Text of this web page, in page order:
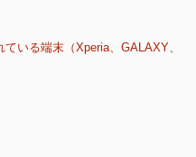
いる端末（Xperia、GALAXY、